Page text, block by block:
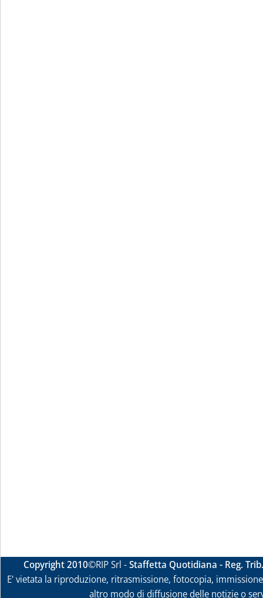
Copyright 2010©RIP Srl -Staffetta Quotidiana - Reg.
E' vietata la riproduzione, ritrasmissione, fotocopia,
altro modo di diffusione delle notizie o